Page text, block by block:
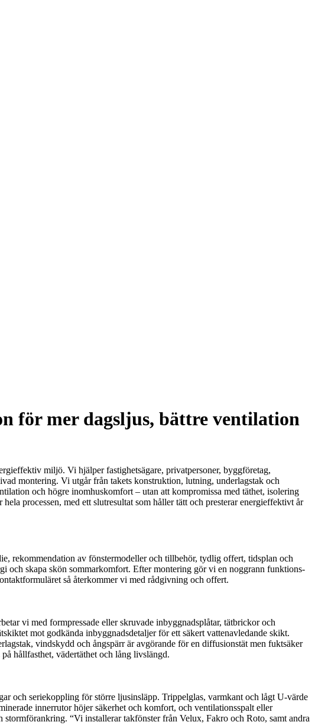
för mer dagsljus, bättre ventilation
miljö. Vi hjälper fastighetsägare, privatpersoner, byggföretag,
montering. Vi utgår från takets konstruktion, lutning, underlagstak och
och högre inomhuskomfort – utan att kompromissa med täthet, isolering
processen, med ett slutresultat som håller tätt och presterar energieffektivt år
rekommendation av fönstermodeller och tillbehör, tydlig offert, tidsplan och
och skapa skön sommarkomfort. Efter montering gör vi en noggrann funktions-
så återkommer vi med rådgivning och offert.
vi med formpressade eller skruvade inbyggnadsplåtar, tätbrickor och
mot godkända inbyggnadsdetaljer för ett säkert vattenavledande skikt.
vindskydd och ångspärr är avgörande för en diffusionstät men fuktsäker
hållfasthet, vädertäthet och lång livslängd.
och seriekoppling för större ljusinsläpp. Trippelglas, varmkant och lågt U-värde
innerrutor höjer säkerhet och komfort, och ventilationsspalt eller
“Vi installerar takfönster från Velux, Fakro och Roto, samt andra